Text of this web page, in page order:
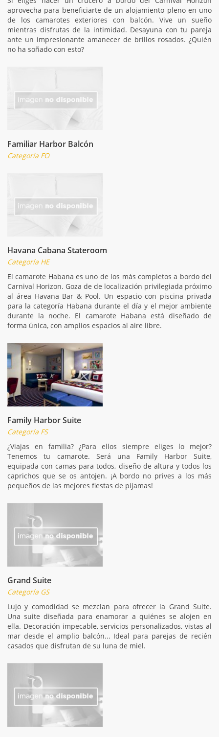
aprovecha para beneficiarte de un alojamiento pleno en uno
de los camarotes exteriores con balcón. Vive un sueño
mientras disfrutas de la intimidad. Desayuna con tu pareja
ante un impresionante amanecer de brillos rosados. ¿Quién
no ha soñado con esto?
Familiar Harbor Balcón
Categoría FO
Havana Cabana Stateroom
Categoría HE
El camarote Habana es uno de los más completos a bordo del
Carnival Horizon. Goza de de localización privilegiada próximo
al área Havana Bar & Pool. Un espacio con piscina privada
para la categoría Habana durante el día y el mejor ambiente
durante la noche. El camarote Habana está diseñado de
forma única, con amplios espacios al aire libre.
Family Harbor Suite
Categoría FS
¿Viajas en familia? ¿Para ellos siempre eliges lo mejor?
Tenemos tu camarote. Será una Family Harbor Suite,
equipada con camas para todos, diseño de altura y todos los
caprichos que se os antojen. ¡A bordo no prives a los más
pequeños de las mejores fiestas de pijamas!
Grand Suite
Categoría GS
Lujo y comodidad se mezclan para ofrecer la Grand Suite.
Una suite diseñada para enamorar a quiénes se alojen en
ella. Decoración impecable, servicios personalizados, vistas al
mar desde el amplio balcón... Ideal para parejas de recién
casados que disfrutan de su luna de miel.